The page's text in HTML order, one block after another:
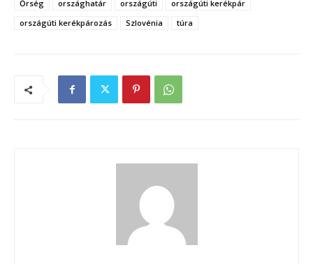
Őrség
országhatár országúti
országúti kerékpár
országúti kerékpározás
Szlovénia túra